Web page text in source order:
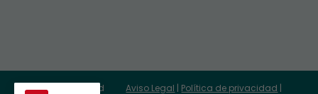
© 2025 BioCord⠀⠀⠀Aviso Legal | Política de privacidad |